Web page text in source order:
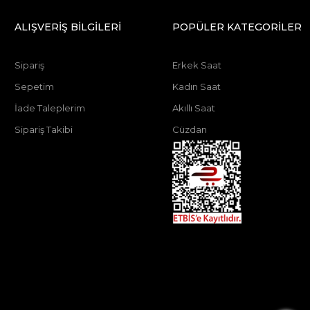
ALIŞVERİŞ BİLGİLERİ
Sipariş
Sepetim
İade Taleplerim
Sipariş Takibi
POPÜLER KATEGORİLER
Erkek Saat
Kadın Saat
Akıllı Saat
Cüzdan